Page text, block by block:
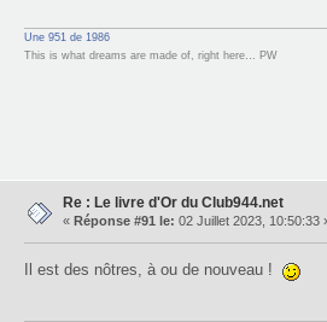
Une 951 de 1986
This is what dreams are made of, right here… PW
Re : Le livre d'Or du Club944.net
« Réponse #91 le: 02 Juillet 2023, 10:50:33
Il est des nôtres, à ou de nouveau !